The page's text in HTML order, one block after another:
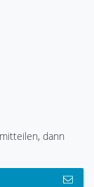
dann